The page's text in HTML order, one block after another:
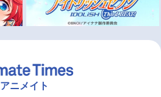
アニメイト